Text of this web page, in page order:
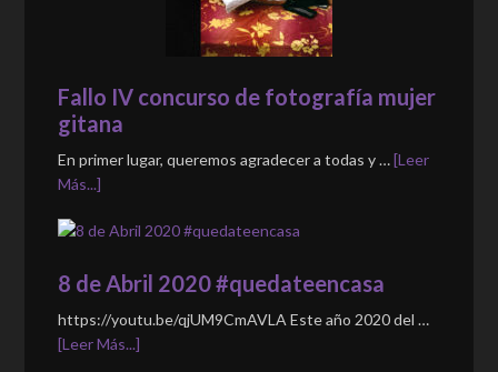
Fallo IV concurso de fotografía mujer
gitana
En primer lugar, queremos agradecer a todas y …[Leer
Más...]
8 de Abril 2020 #quedateencasa
https://youtu.be/qjUM9CmAVLA Este año 2020 del …
[Leer Más...]